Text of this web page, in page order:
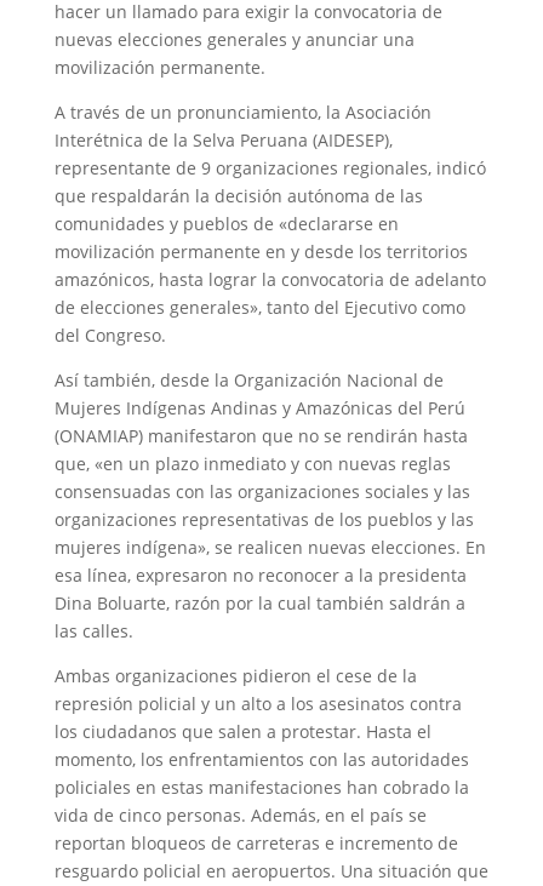
hacer un llamado para exigir la convocatoria de
nuevas elecciones generales y anunciar una
movilización permanente.
A través de un pronunciamiento, la Asociación
Interétnica de la Selva Peruana (AIDESEP),
representante de 9 organizaciones regionales, indicó
que respaldarán la decisión autónoma de las
comunidades y pueblos de «declararse en
movilización permanente en y desde los territorios
amazónicos, hasta lograr la convocatoria de adelanto
de elecciones generales», tanto del Ejecutivo como
del Congreso.
Así también, desde la Organización Nacional de
Mujeres Indígenas Andinas y Amazónicas del Perú
(ONAMIAP) manifestaron que no se rendirán hasta
que, «en un plazo inmediato y con nuevas reglas
consensuadas con las organizaciones sociales y las
organizaciones representativas de los pueblos y las
mujeres indígena», se realicen nuevas elecciones. En
esa línea, expresaron no reconocer a la presidenta
Dina Boluarte, razón por la cual también saldrán a
las calles.
Ambas organizaciones pidieron el cese de la
represión policial y un alto a los asesinatos contra
los ciudadanos que salen a protestar. Hasta el
momento, los enfrentamientos con las autoridades
policiales en estas manifestaciones han cobrado la
vida de cinco personas. Además, en el país se
reportan bloqueos de carreteras e incremento de
resguardo policial en aeropuertos. Una situación que